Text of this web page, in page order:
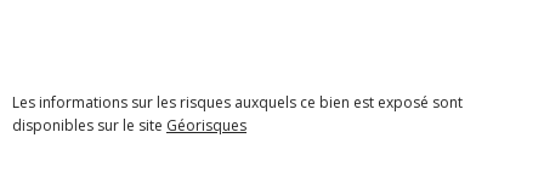
Les informations sur les risques auxquels ce bien est exposé sont
disponibles sur le site Géorisques